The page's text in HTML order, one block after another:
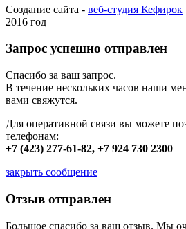
Создание сайта - веб-студия Кефирок
2016 год
Запрос успешно отправлен
Спасибо за ваш запрос.
В течение нескольких часов наши
вами свяжутся.
Для оперативной связи вы можете
телефонам:
+7 (423) 277-61-82, +7 924 730 2300
закрыть сообщение
Отзыв отправлен
Большое спасибо за ваш отзыв. Мы